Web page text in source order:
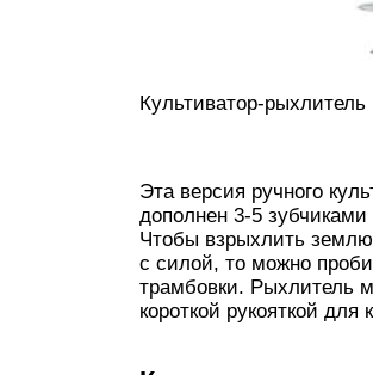
Культиватор-рыхлитель
Эта версия ручного
дополнен 3-5
Чтобы взрыхлить
с силой, то можно
трамбовки. Рыхлитель
короткой рукояткой